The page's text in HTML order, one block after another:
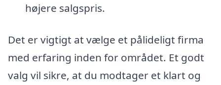
højere salgspris.
Det er vigtigt at vælge et pålideligt firma
med erfaring inden for området. Et godt
valg vil sikre, at du modtager et klart og